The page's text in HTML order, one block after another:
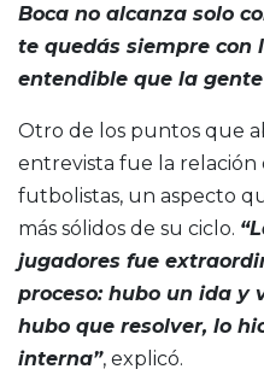
Boca no alcanza solo
te quedás siempre con
entendible que la gente
Otro de los puntos que
entrevista fue la
futbolistas, un aspecto
más sólidos de su ciclo.
jugadores fue
proceso: hubo un ida y
hubo que resolver, lo
interna”, explicó.